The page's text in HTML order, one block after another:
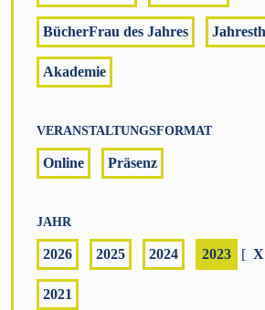
BücherFrau des Jahres
Akademie
VERANSTALTUNGSFORMAT
Online Präsenz
JAHR
2026 2025 2024 2023 [ X
2021